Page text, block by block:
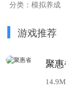
分类：模拟养成
游戏推荐
聚惠